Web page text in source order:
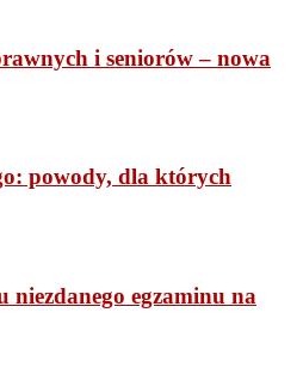
i seniorów – nowa
powody, dla których
egzaminu na